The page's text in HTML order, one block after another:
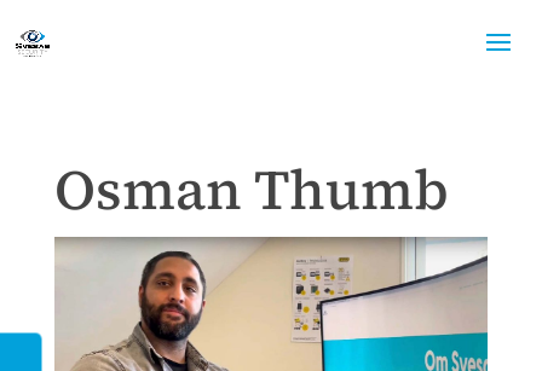
Osman Thumb